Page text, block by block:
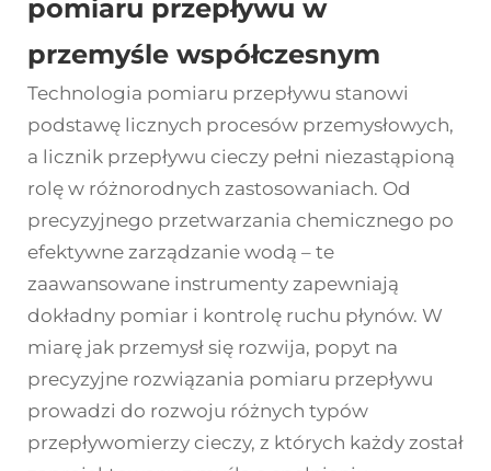
pomiaru przepływu w
przemyśle współczesnym
Technologia pomiaru przepływu stanowi
podstawę licznych procesów przemysłowych,
a licznik przepływu cieczy pełni niezastąpioną
rolę w różnorodnych zastosowaniach. Od
precyzyjnego przetwarzania chemicznego po
efektywne zarządzanie wodą – te
zaawansowane instrumenty zapewniają
dokładny pomiar i kontrolę ruchu płynów. W
miarę jak przemysł się rozwija, popyt na
precyzyjne rozwiązania pomiaru przepływu
prowadzi do rozwoju różnych typów
przepływomierzy cieczy, z których każdy został